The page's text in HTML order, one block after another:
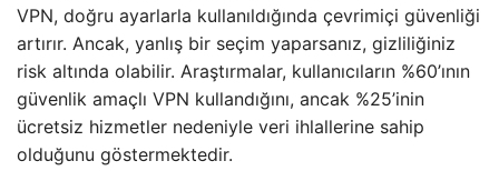
VPN, doğru ayarlarla kullanıldığında çevrimiçi güvenliği
artırır. Ancak, yanlış bir seçim yaparsanız, gizliliğiniz
risk altında olabilir. Araştırmalar, kullanıcıların %60’ının
güvenlik amaçlı VPN kullandığını, ancak %25’inin
ücretsiz hizmetler nedeniyle veri ihlallerine sahip
olduğunu göstermektedir.